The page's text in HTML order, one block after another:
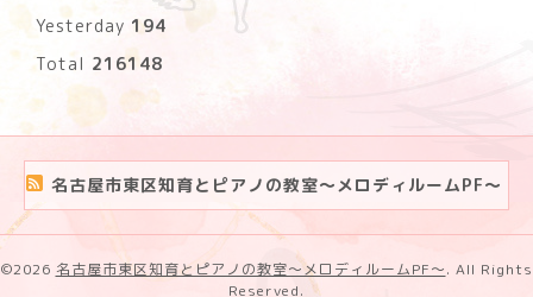
Yesterday 194
Total 216148
名古屋市東区知育とピアノの教室〜メロディルームPF〜
©2026 名古屋市東区知育とピアノの教室〜メロディルームPF〜. All Rights
Reserved.